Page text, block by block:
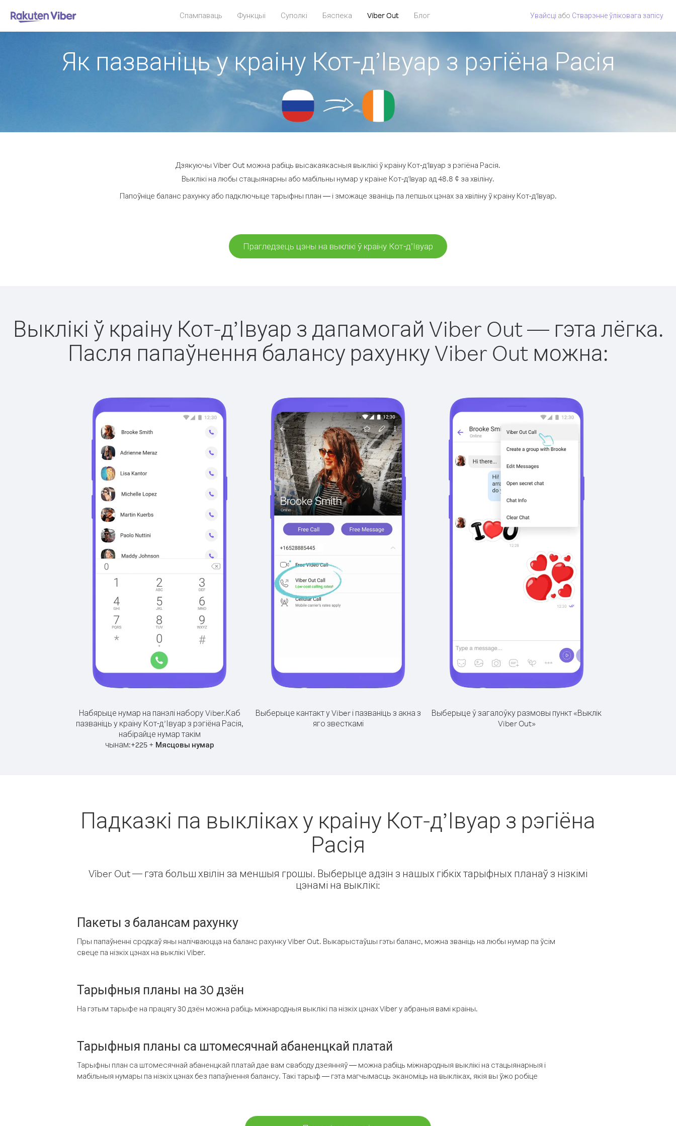
Спампаваць Функцыі Суполкі Бяспека Viber Out Блог Увайсці або Стварэнне ўліковага запісу
Як пазваніць у краіну Кот-д’Івуар з рэгіёна Расія
Дзякуючы Viber Out можна рабіць высакаякасныя выклікі ў краіну Кот-д’Івуар з рэгіёна Расія.
Выклікі на любы стацыянарны або мабільны нумар у краіне Кот-д’Івуар ад 48.8 ¢ за хвіліну.
Папоўніце баланс рахунку або падключыце тарыфны план — і зможаце званіць па лепшых цэнах за хвіліну ў краіну Кот-д’Івуар.
Прагледзець цэны на выклікі ў краіну Кот-д’Івуар
Выклікі ў краіну Кот-д’Івуар з дапамогай Viber Out — гэта лёгка.
Пасля папаўнення балансу рахунку Viber Out можна:
Набярыце нумар на панэлі набору Viber.Каб
пазваніць у краіну Кот-д’Івуар з рэгіёна Расія,
набірайце нумар такім
чынам:+225+ Мясцовы нумар
Выберыце кантакт у Viber і пазваніць з акна з
яго звесткамі
Выберыце ў загалоўку размовы пункт «Выклік
Viber Out»
Падказкі па выкліках у краіну Кот-д’Івуар з рэгіёна
Расія
Viber Out — гэта больш хвілін за меншыя грошы. Выберыце адзін з нашых гібкіх тарыфных планаў з нізкімі
цэнамі на выклікі:
Пакеты з балансам рахунку
Пры папаўненні сродкаў яны налічваюцца на баланс рахунку Viber Out. Выкарыстаўшы гэты баланс, можна званіць на любы нумар па ўсім
свеце па нізкіх цэнах на выклікі Viber.
Тарыфныя планы на 30 дзён
На гэтым тарыфе на працягу 30 дзён можна рабіць міжнародныя выклікі па нізкіх цэнах Viber у абраныя вамі краіны.
Тарыфныя планы са штомесячнай абаненцкай платай
Тарыфны план са штомесячнай абаненцкай платай дае вам свабоду дзеянняў — можна рабіць міжнародныя выклікі на стацыянарныя і
мабільныя нумары па нізкіх цэнах без папаўнення балансу. Такі тарыф — гэта магчымасць эканоміць на выкліках, якія вы ўжо робіце